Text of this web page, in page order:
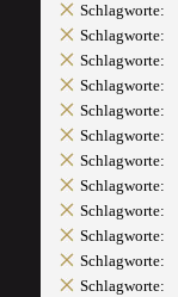
Schlagworte:
Schlagworte:
Schlagworte:
Schlagworte:
Schlagworte:
Schlagworte:
Schlagworte:
Schlagworte:
Schlagworte:
Schlagworte:
Schlagworte:
Schlagworte: